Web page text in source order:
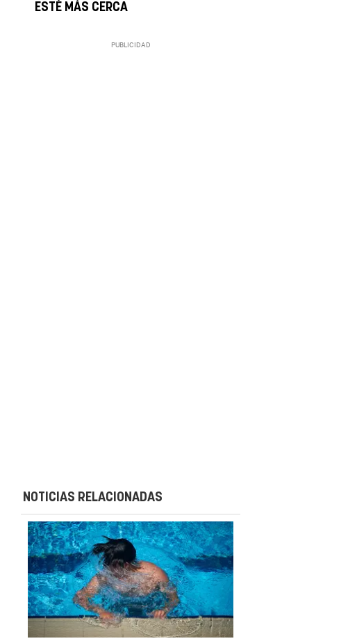
ESTÉ MÁS CERCA
NOTICIAS RELACIONADAS